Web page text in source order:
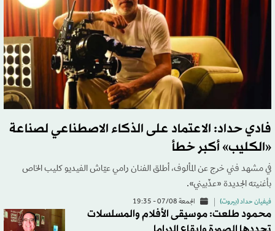
فادي حداد: الاعتماد على الذكاء الاصطناعي لصناعة
«الكليب» أكبر خطأ
في مشهد فني خرج عن المألوف، أطلق الفنان رامي عيّاش الفيديو كليب الخاص
بأغنيته الجديدة «عذّبيني».
فيفيان حداد (بيروت) الجمعة 07/08 - 19:35
محمود طلعت: موسيقى الأفلام والمسلسلات